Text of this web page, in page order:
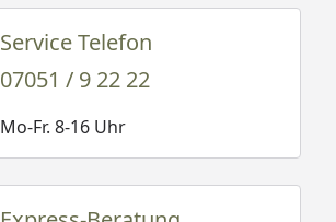
Service Telefon
07051 / 9 22 22
Mo-Fr. 8-16 Uhr